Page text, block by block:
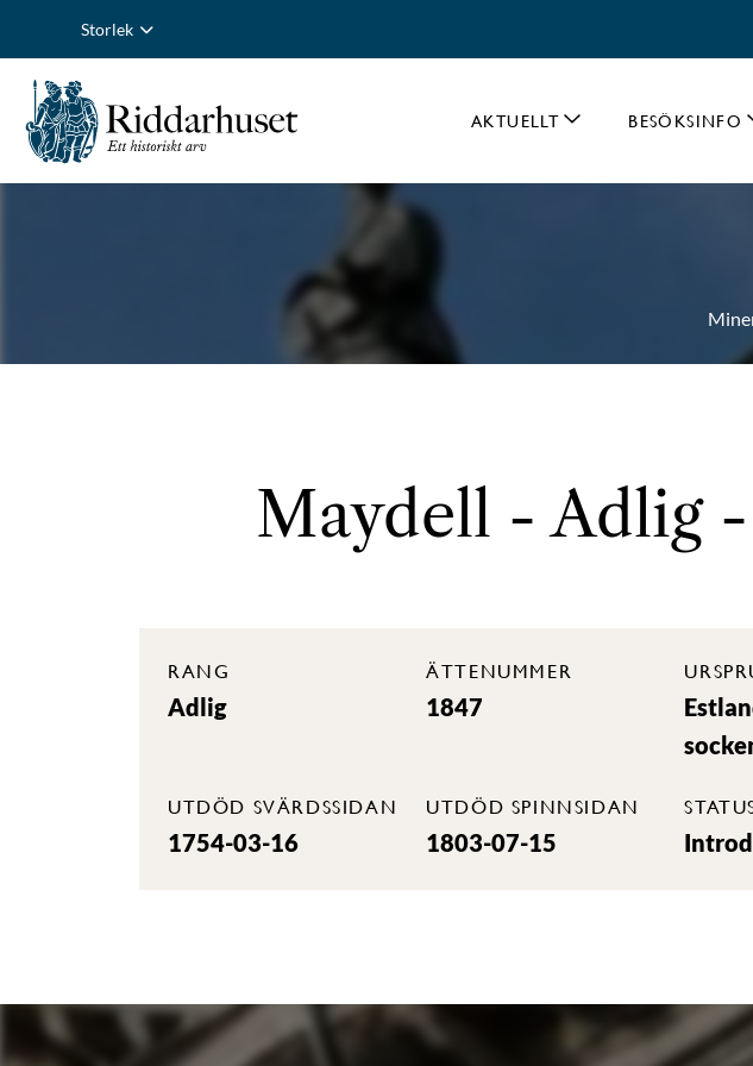
Storlek
AKTUELLT BESÖKSINFO
Maydell - Adlig -
RANG
Adlig
ÄTTENUMMER
1847
UTDÖD SVÄRDSSIDAN
1754-03-16
UTDÖD SPINNSIDAN
1803-07-15